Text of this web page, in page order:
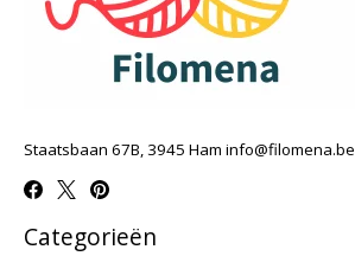
Staatsbaan 67B, 3945 Ham info@filomena.be
Categorieën